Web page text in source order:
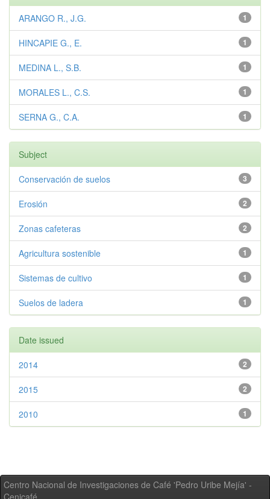
1
ARANGO R., J.G.
1
HINCAPIE G., E.
1
MEDINA L., S.B.
1
MORALES L., C.S.
1
SERNA G., C.A.
Subject
3
Conservación de suelos
2
Erosión
2
Zonas cafeteras
1
Agricultura sostenible
1
Sistemas de cultivo
1
Suelos de ladera
Date issued
2
2014
2
2015
1
2010
Centro Nacional de Investigaciones de Café 'Pedro Uribe Mejía' -
Cenicafé